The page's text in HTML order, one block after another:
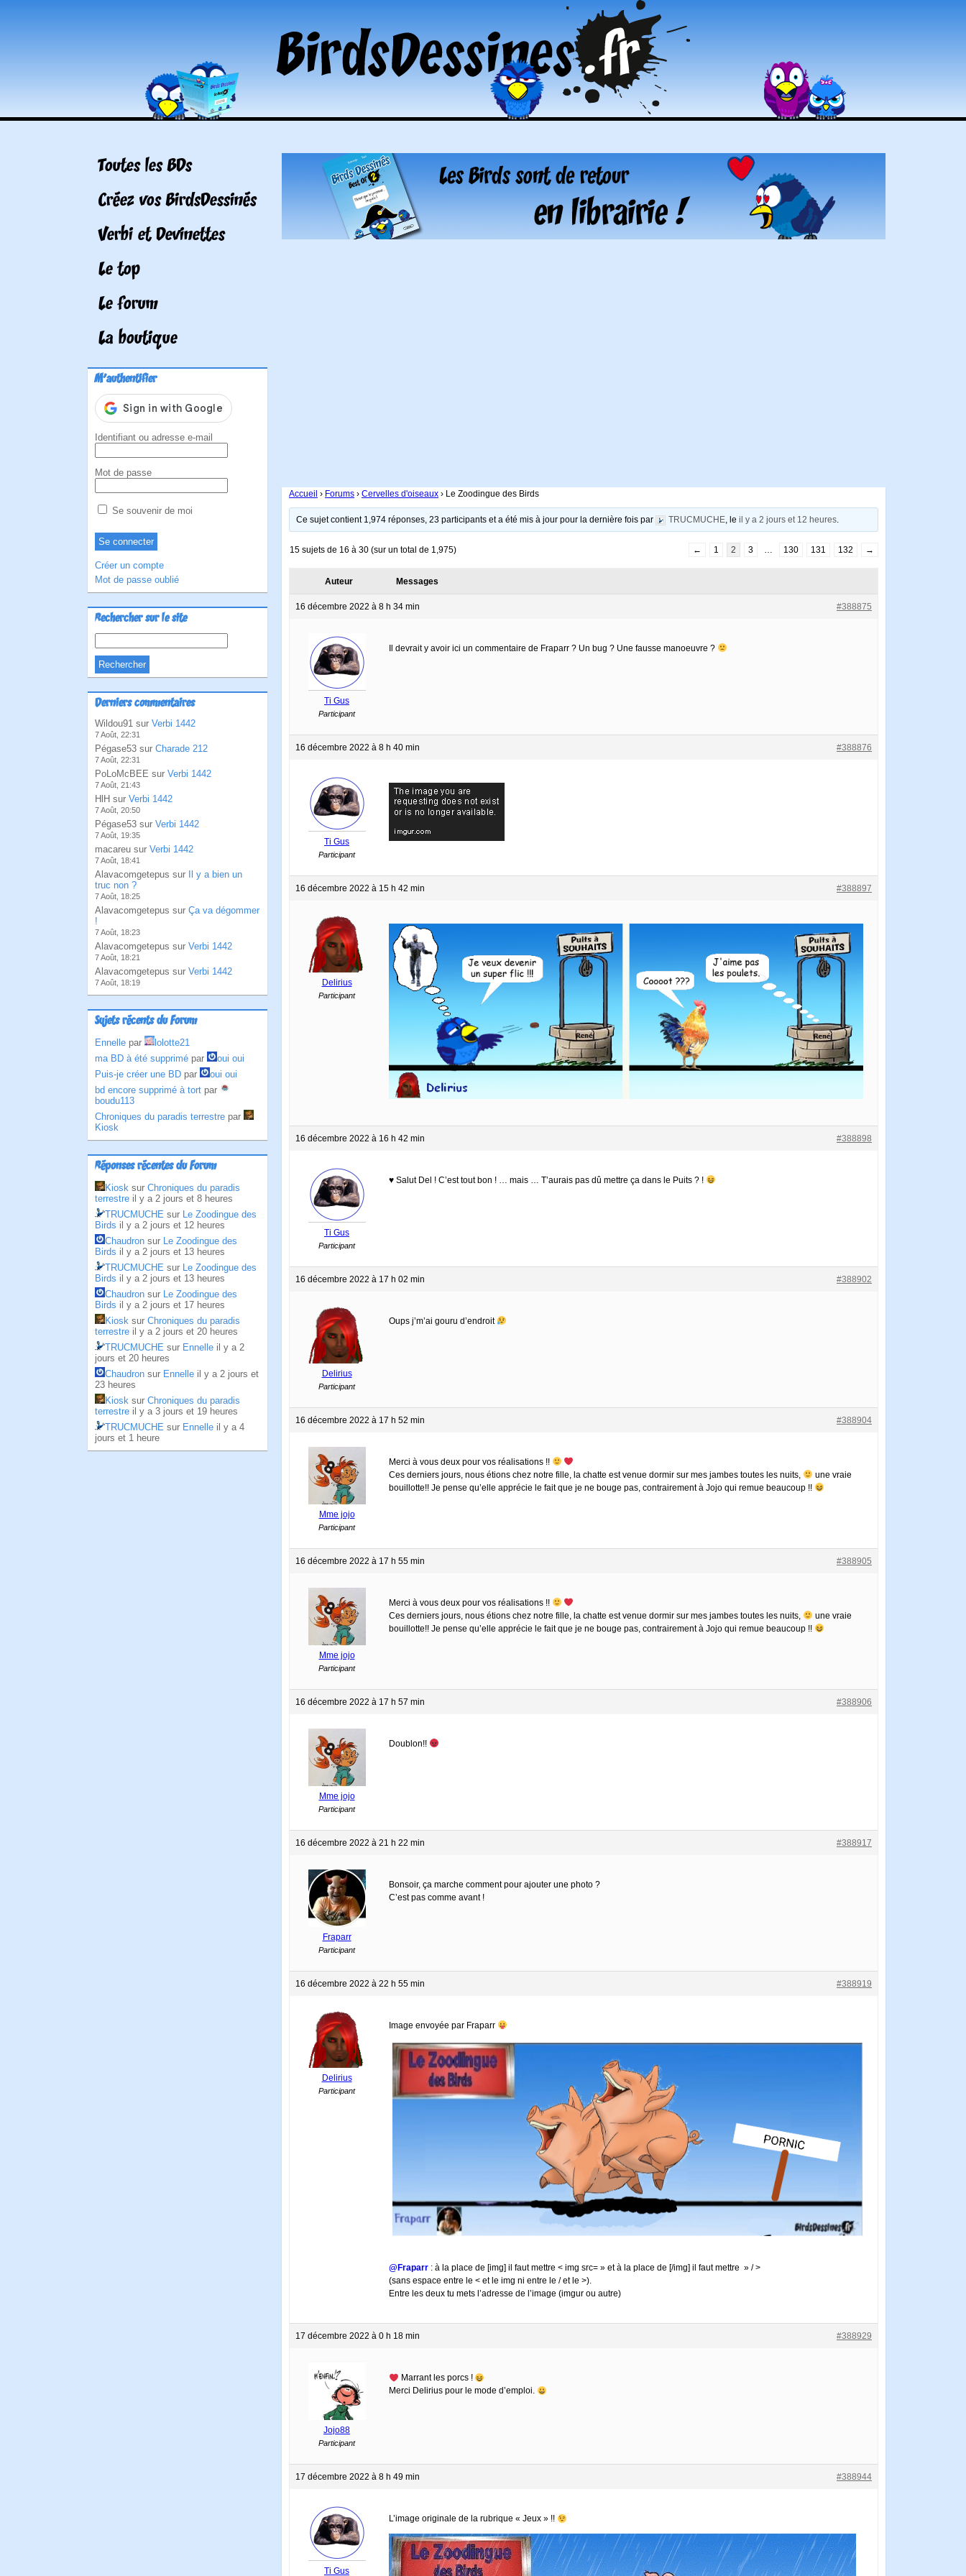
Toutes les BDs
Créez vos BirdsDessinés
Verbi et Devinettes
Le top
Le forum
La boutique
M'authentifier
Identifiant ou adresse e-mail
Mot de passe
Se souvenir de moi
Créer un compte
Mot de passe oublié
Rechercher sur le site
Derniers commentaires
Wildou91 sur Verbi 1442
7 Août, 22:31
Pégase53 sur Charade 212
7 Août, 22:31
PoLoMcBEE sur Verbi 1442
7 Août, 21:43
HlH sur Verbi 1442
7 Août, 20:50
Pégase53 sur Verbi 1442
7 Août, 19:35
macareu sur Verbi 1442
7 Août, 18:41
Alavacomgetepus sur
Il y a bien un
truc non ?
7 Août, 18:25
Alavacomgetepus sur Ça va dégommer
!
7 Août, 18:23
Alavacomgetepus sur Verbi 1442
7 Août, 18:21
Alavacomgetepus sur Verbi 1442
7 Août, 18:19
Sujets récents du Forum
Ennelle par
lolotte21
ma BD à été supprimé par
oui oui
Puis-je créer une BD par
oui oui
bd encore supprimé à tort par
boudu113
Chroniques du paradis terrestre par
Kiosk
Réponses récentes du Forum
Kiosk sur Chroniques du paradis
terrestre il y a 2 jours et 8 heures
TRUCMUCHE sur Le Zoodingue des
Birds il y a 2 jours et 12 heures
Chaudron sur Le Zoodingue des
Birds il y a 2 jours et 13 heures
TRUCMUCHE sur Le Zoodingue des
Birds il y a 2 jours et 13 heures
Chaudron sur Le Zoodingue des
Birds il y a 2 jours et 17 heures
Kiosk sur Chroniques du paradis
terrestre il y a 2 jours et 20 heures
TRUCMUCHE sur Ennelle il y a 2
jours et 20 heures
Chaudron sur Ennelle il y a 2 jours et
23 heures
Kiosk sur Chroniques du paradis
terrestre il y a 3 jours et 19 heures
TRUCMUCHE sur Ennelle il y a 4
jours et 1 heure
Accueil › Forums › Cervelles d'oiseaux › Le Zoodingue des Birds
Ce sujet contient 1,974 réponses, 23 participants et a été mis à jour pour la dernière fois par TRUCMUCHE, leil y a 2 jours et 12 heures.
15 sujets de 16 à 30 (sur un total de 1,975) ← 1 2 3 … 130 131 132 →
Auteur Messages
16 décembre 2022 à 8 h 34 min #388875
Ti Gus
Participant
Il devrait y avoir ici un commentaire de Fraparr ? Un bug ? Une fausse manoeuvre ?
16 décembre 2022 à 8 h 40 min #388876
Ti Gus
Participant
16 décembre 2022 à 15 h 42 min #388897
Delirius
Participant
16 décembre 2022 à 16 h 42 min #388898
Ti Gus
Participant
♥ Salut Del ! C’est tout bon ! … mais … T’aurais pas dû mettre ça dans le Puits ? !
16 décembre 2022 à 17 h 02 min #388902
Delirius
Participant
Oups j’m’ai gouru d’endroit
16 décembre 2022 à 17 h 52 min #388904
Mme jojo
Participant
Merci à vous deux pour vos réalisations !!
Ces derniers jours, nous étions chez notre fille, la chatte est venue dormir sur mes jambes toutes les nuits,
une vraie
bouillotte!! Je pense qu’elle apprécie le fait que je ne bouge pas, contrairement à Jojo qui remue beaucoup !!
16 décembre 2022 à 17 h 55 min #388905
Mme jojo
Participant
Merci à vous deux pour vos réalisations !!
Ces derniers jours, nous étions chez notre fille, la chatte est venue dormir sur mes jambes toutes les nuits,
une vraie
bouillotte!! Je pense qu’elle apprécie le fait que je ne bouge pas, contrairement à Jojo qui remue beaucoup !!
16 décembre 2022 à 17 h 57 min #388906
Mme jojo
Participant
Doublon!!
16 décembre 2022 à 21 h 22 min #388917
Fraparr
Participant
Bonsoir, ça marche comment pour ajouter une photo ?
C’est pas comme avant !
16 décembre 2022 à 22 h 55 min #388919
Delirius
Participant
Image envoyée par Fraparr
@Fraparr : à la place de [img] il faut mettre < img src= » et à la place de [/img] il faut mettre » / >
(sans espace entre le < et le img ni entre le / et le >).
Entre les deux tu mets l’adresse de l’image (imgur ou autre)
17 décembre 2022 à 0 h 18 min #388929
Jojo88
Participant
Marrant les porcs !
Merci Delirius pour le mode d’emploi.
17 décembre 2022 à 8 h 49 min #388944
Ti Gus
L’image originale de la rubrique « Jeux » !!